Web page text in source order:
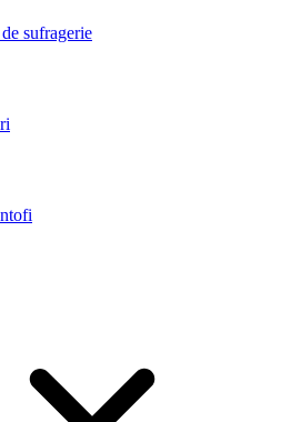
sufragerie